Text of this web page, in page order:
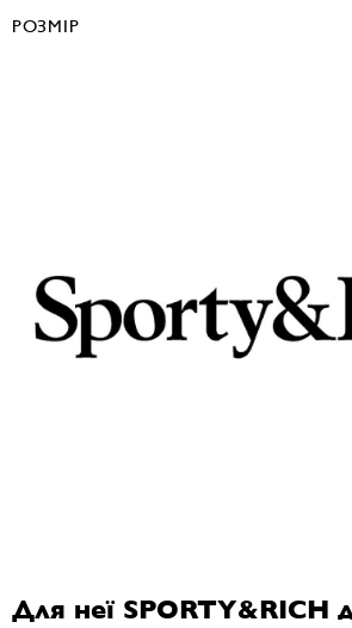
Для неї SPORTY&RICH
РОЗМІР